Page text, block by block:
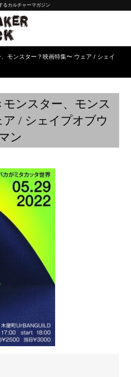
るカルチャーマガジン
モンスター？映画特集〜 ウェア / シェイ
ンスター、モンス
/ シェイプオブウ
ン